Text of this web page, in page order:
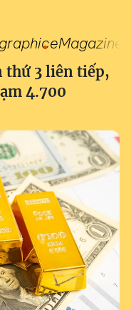
eMagazine
thứ 3 liên tiếp,
4.700